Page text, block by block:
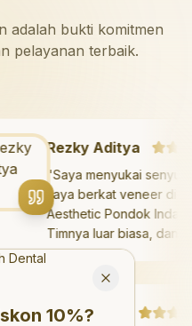
adalah bukti komitmen
pelayanan terbaik.
Rezky Aditya
"Saya menyukai
saya berkat veneer
Aesthetic Pondok
Timnya luar biasa,
hasilnya melebihi
saya. Saya
hari."
strong>?
10%?
Close